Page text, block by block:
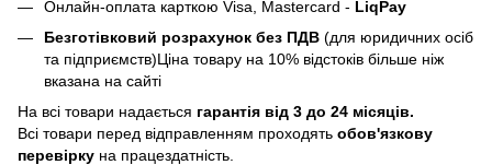
Онлайн-оплата карткою Visa, Mastercard - LiqPay
Безготівковий розрахунок без ПДВ (для юридичних осіб
та підприємств)Ціна товару на 10% відстоків більше ніж
вказана на сайті
На всі товари надається гарантія від 3 до 24 місяців.
Всі товари перед відправленням проходять обов'язкову
перевірку на працездатність.